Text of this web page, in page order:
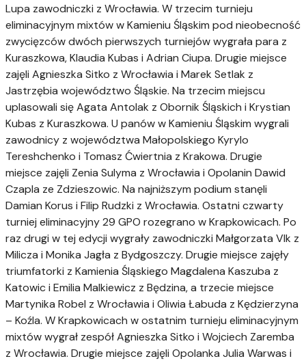
Lupa zawodniczki z Wrocławia. W trzecim turnieju
eliminacyjnym mixtów w Kamieniu Śląskim pod nieobecność
zwycięzców dwóch pierwszych turniejów wygrała para z
Kuraszkowa, Klaudia Kubas i Adrian Ciupa. Drugie miejsce
zajęli Agnieszka Sitko z Wrocławia i Marek Setlak z
Jastrzębia województwo Śląskie. Na trzecim miejscu
uplasowali się Agata Antolak z Obornik Śląskich i Krystian
Kubas z Kuraszkowa. U panów w Kamieniu Śląskim wygrali
zawodnicy z województwa Małopolskiego Kyrylo
Tereshchenko i Tomasz Ćwiertnia z Krakowa. Drugie
miejsce zajęli Zenia Sulyma z Wrocławia i Opolanin Dawid
Czapla ze Zdzieszowic. Na najniższym podium stanęli
Damian Korus i Filip Rudzki z Wrocławia. Ostatni czwarty
turniej eliminacyjny 29 GPO rozegrano w Krapkowicach. Po
raz drugi w tej edycji wygrały zawodniczki Małgorzata Vlk z
Milicza i Monika Jagła z Bydgoszczy. Drugie miejsce zajęły
triumfatorki z Kamienia Śląskiego Magdalena Kaszuba z
Katowic i Emilia Malkiewicz z Będzina, a trzecie miejsce
Martynika Robel z Wrocławia i Oliwia Łabuda z Kędzierzyna
– Koźla. W Krapkowicach w ostatnim turnieju eliminacyjnym
mixtów wygrał zespół Agnieszka Sitko i Wojciech Zaremba
z Wrocławia. Drugie miejsce zajęli Opolanka Julia Warwas i